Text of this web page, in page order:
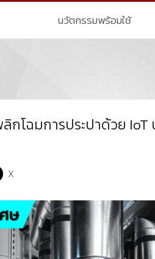
นวัตกรรมพร้อมใช้
กโฉมการประปาด้วย IoT
X